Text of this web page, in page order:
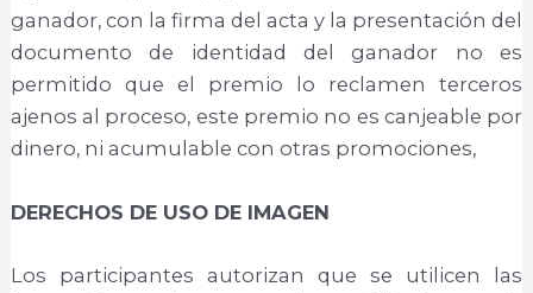
ganador, con la firma del acta y la presentación del
documento de identidad del ganador no es
permitido que el premio lo reclamen terceros
ajenos al proceso, este premio no es canjeable por
dinero, ni acumulable con otras promociones,
DERECHOS DE USO DE IMAGEN
Los participantes autorizan que se utilicen las